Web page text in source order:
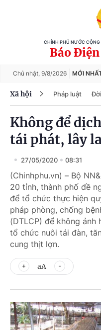
CHÍNH PHỦ NƯỚC
Báo
Chủ nhật, 9/8/2026 MỚI
Xã hội Pháp luật
Không để
tái phát, lây
27/05/2020 08:31
(Chinhphu.vn) – Bộ
20 tỉnh, thành phố đề
để tổ chức thực hiện
pháp phòng, chống
(DTLCP) để không
tổ chức nuôi tái đàn,
cung thịt lợn.
aA